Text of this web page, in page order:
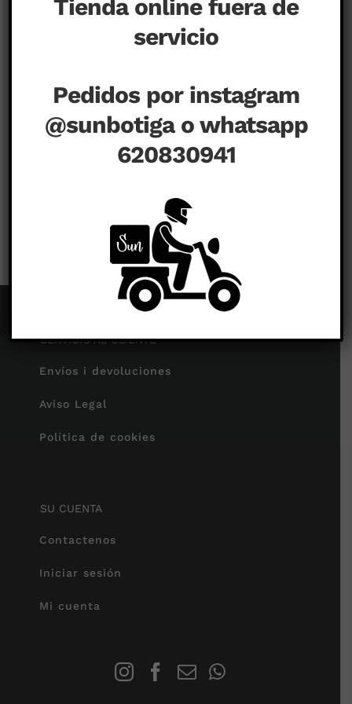
Comentarios desactivadosen
SERVICIO AL CLIENTE
Envíos i devoluciones
Aviso Legal
Política de cookies
SU CUENTA
Contactenos
Iniciar sesión
Mi cuenta
Tienda online fuera de
servicio
Pedidos por instagram
@sunbotiga o whatsapp
620830941